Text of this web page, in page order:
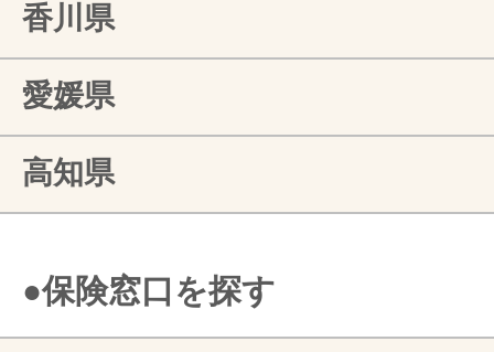
香川県
愛媛県
高知県
●保険窓口を探す